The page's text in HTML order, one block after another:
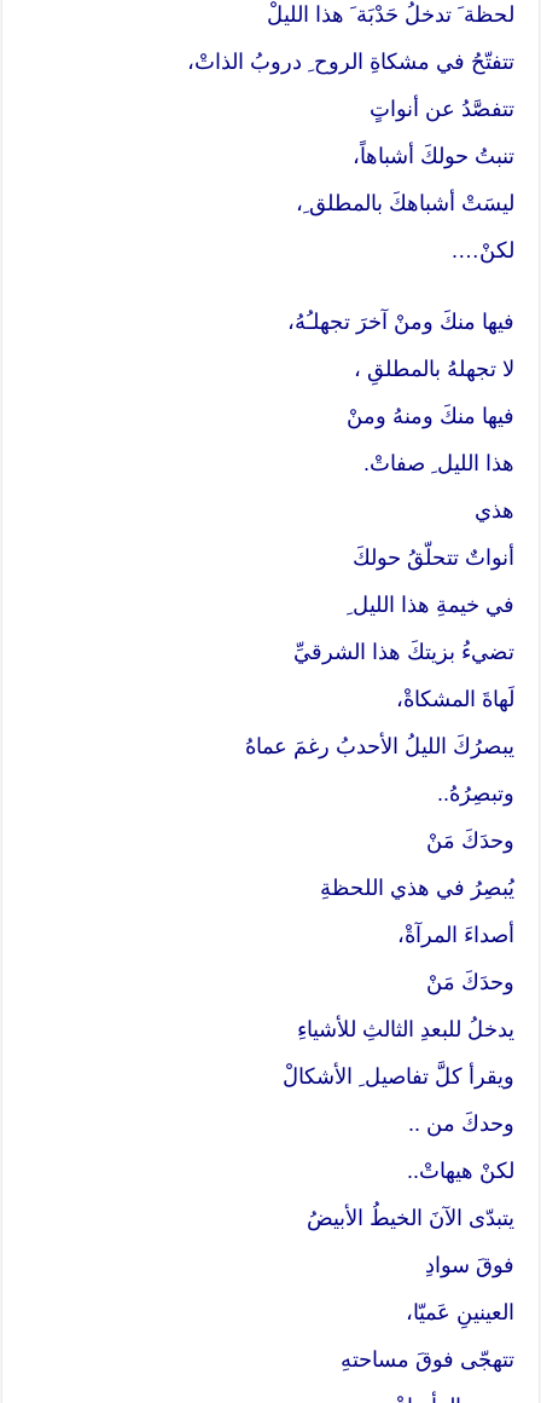
لحظة َ تدخلُ حَدْبَة َ هذا الليلْ
تتفتّحُ في مشكاةِ الروح ِ دروبُ الذاتْ،
تتفصَّدُ عن أنواتٍ
تنبتُ حولكَ أشباهاً،
ليسَتْ أشباهكَ بالمطلق ِ،
لكنْ….
فيها منكَ ومنْ آخرَ تجهلـُهُ،
لا تجهلهُ بالمطلقِ ،
فيها منكَ ومنهُ ومنْ
هذا الليل ِ صفاتْ.
هذي
أنواتٌ تتحلّقُ حولكَ
في خيمةِ هذا الليل ِ
تضيءُ بزيتكَ هذا الشرقيِّ
لَهاةَ المشكاةْ،
يبصرُكَ الليلُ الأحدبُ رغمَ عماهُ
وتبصِرُهُ..
وحدَكَ مَنْ
يُبصِرُ في هذي اللحظةِ
أصداءَ المرآةْ،
وحدَكَ مَنْ
يدخلُ للبعدِ الثالثِ للأشياءِ
ويقرأ كلَّ تفاصيل ِ الأشكالْ
وحدكَ من ..
لكنْ هيهاتْ..
يتبدّى الآنَ الخيطُ الأبيضُ
فوقَ سوادِ
العينينِ عَميّا،
تتهجّى فوقَ مساحتهِ